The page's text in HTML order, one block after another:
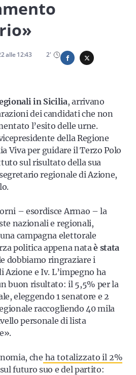
con le ultime news, iscriviti alla
alle12:43 2'
in Sicilia, arrivano
dei candidati che non
l’esito delle urne.
della Regione
Viva per guidare il Terzo Polo
sul risultato della sua
regionale di Azione,
– esordisce Armao – la
nazionali e regionali,
campagna elettorale
politica appena nataè stata
dobbiamo ringraziare i
Azione e Iv. L’impegno ha
buon risultato: il 5,5% per la
eleggendo 1 senatore e 2
raccogliendo 40 mila
personale di lista
che ha totalizzato il 2%
sul futuro suo e del partito: